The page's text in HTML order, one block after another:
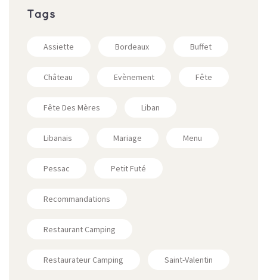
Tags
Assiette Bordeaux Buffet
Château Evènement Fête
Fête Des Mères Liban
Libanais Mariage Menu
Pessac Petit Futé
Recommandations
Restaurant Camping
Restaurateur Camping Saint-Valentin